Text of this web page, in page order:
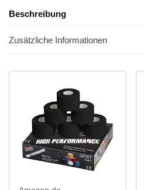
Beschreibung
Zusätzliche Informationen